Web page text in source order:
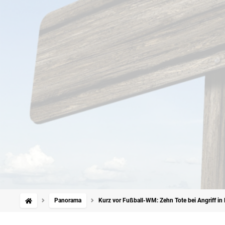
Panorama Kurz vor Fußball-WM: Zehn Tote bei Angriff in